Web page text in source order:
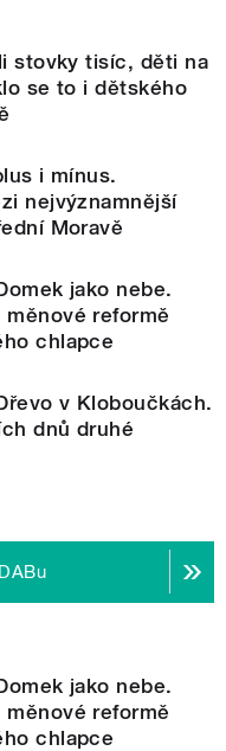
stovky tisíc, děti na
se to i dětského
i mínus.
nejvýznamnější
Moravě
jako nebe.
reformě
chlapce
v Kloboučkách.
dnů druhé
jako nebe.
reformě
chlapce